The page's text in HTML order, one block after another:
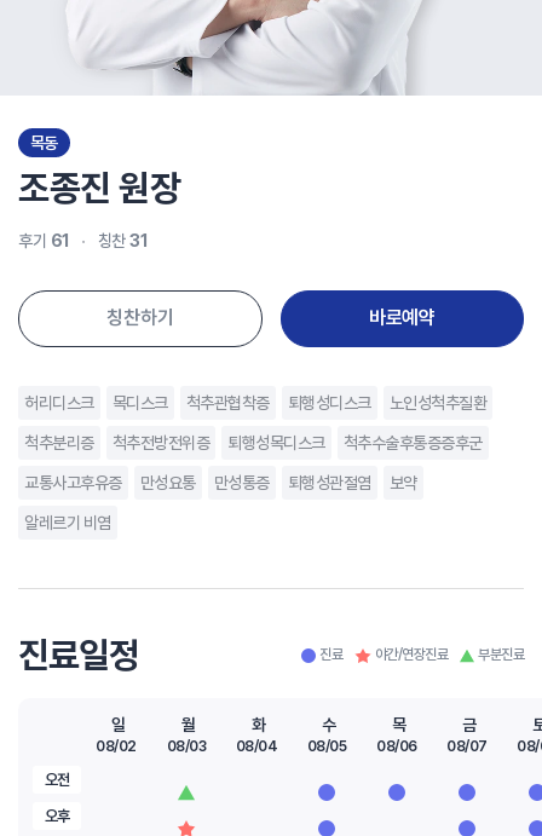
목동
조종진 원장
후기 61 칭찬 31
칭찬하기 바로예약
허리디스크 목디스크 척추관협착증 퇴행성디스크 노인성척추질환
척추분리증 척추전방전위증 퇴행성목디스크 척추수술후통증증후군
교통사고후유증 만성요통 만성통증 퇴행성관절염 보약
알레르기 비염
진료일정 진료 야간/연장진료 부분진료
오전
오후
일
08/02
월
08/03
화
08/04
수
08/05
목
08/06
금
08/07